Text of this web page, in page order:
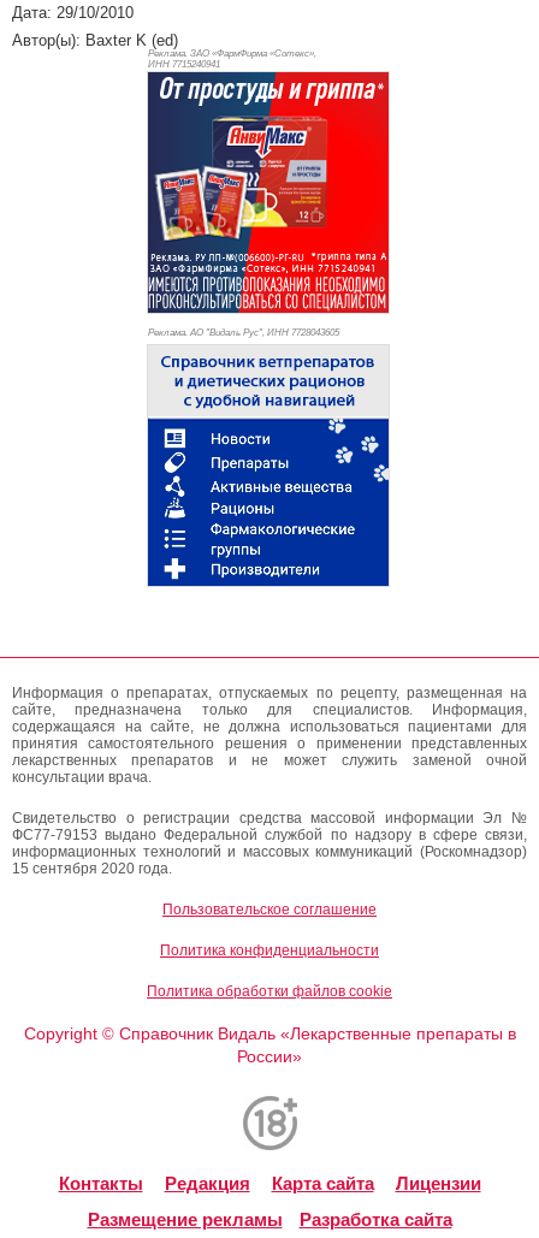
Дата: 29/10/2010
Автор(ы): Baxter K (ed)
Реклама. ЗАО «ФармФирма «Сотекс»,
ИНН 7715240941
Реклама. АО "Видаль Рус", ИНН 7728043605
Информация о препаратах, отпускаемых по рецепту, размещенная на
сайте, предназначена только для специалистов. Информация,
содержащаяся на сайте, не должна использоваться пациентами для
принятия самостоятельного решения о применении представленных
лекарственных препаратов и не может служить заменой очной
консультации врача.
Свидетельство о регистрации средства массовой информации Эл №
ФС77-79153 выдано Федеральной службой по надзору в сфере связи,
информационных технологий и массовых коммуникаций (Роскомнадзор)
15 сентября 2020 года.
Пользовательское соглашение
Политика конфиденциальности
Политика обработки файлов cookie
Copyright ©Справочник Видаль «Лекарственные препараты в
России»
Контакты Редакция Карта сайта
Лицензии
Размещение рекламы
Разработка сайта